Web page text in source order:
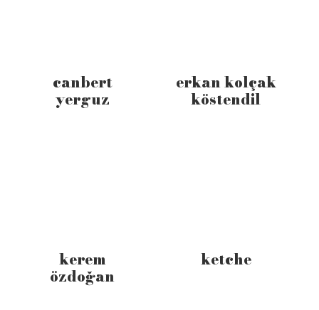
canbert
yerguz
erkan kolçak
köstendil
kerem
özdoğan
ketche